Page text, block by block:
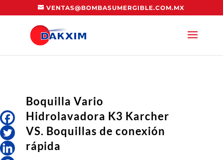
VENTAS@BOMBASUMERGIBLE.COM.MX
Boquilla Vario
Hidrolavadora K3 Karcher
VS. Boquillas de conexión
rápida